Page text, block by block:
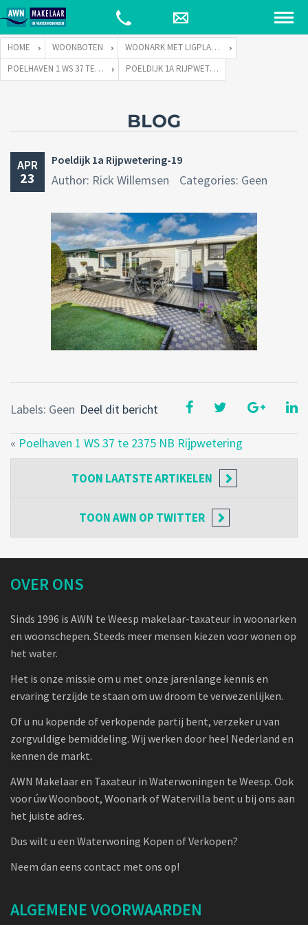
HOME WOONBOTEN
WOONARK MET LIGPLAATS
POELHAVEN 1 WS 37 TE 2375 NB RIJPWETERING
POELDIJK 1A RIJPWETERING-19
BLOG
APR
23
Poeldijk 1a Rijpwetering-19
Author: Rick Willemsen Categories: Geen
Deel dit bericht
Labels: Geen
« Poelhaven 1 WS 37 te 2375 NB Rijpwetering
TOON LAATSTE ARTIKELEN
TOONAWN OP TWITTER
OVER ONS
Sinds 1996 is AWN te Weesp makelaar-taxateur in woonarken
en woonschepen. Steeds meer mensen kiezen voor wonen op
het water.
Het is onze missie om u met onze jarenlange kennis en
ervaring terzijde te staan om uw droom te verwezenlijken.
Of u nu kopende of verkopende partij bent, verzeker u van
zorgvuldige bemiddeling. Wij werken door heel Nederland en
kennen de markt.
AWN Makelaar en Taxateur in Waterwoningen te Weesp. Ook
voor úw Woonboot, Woonark of Watervilla bent u bij ons aan
het juiste adres.
Dus wilt u een Waterwoning Kopen of Verkopen?
Neem dan eens contact met ons op!
ALGEMENE VOORWAARDEN